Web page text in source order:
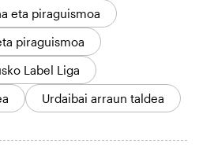
eta piraguismoa
piraguismoa
Label Liga
Urdaibai arraun taldea